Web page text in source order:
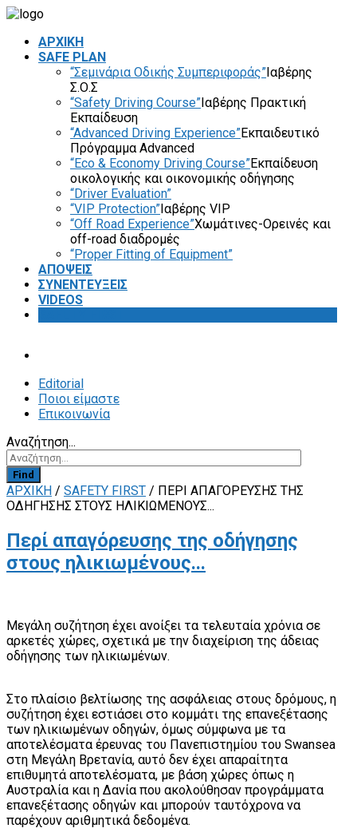
ΑΡΧΙΚΗ
SAFE PLAN
“Σεμινάρια Οδικής Συμπεριφοράς”Ιαβέρης
Σ.Ο.Σ
“Safety Driving Course”Ιαβέρης Πρακτική
Εκπαίδευση
“Advanced Driving Experience”Εκπαιδευτικό
Πρόγραμμα Advanced
“Eco & Economy Driving Course”Εκπαίδευση
οικολογικής και οικονομικής οδήγησης
“Driver Evaluation”
“VIP Protection”Ιαβέρης VIP
“Off Road Experience”Χωμάτινες-Ορεινές και
off-road διαδρομές
“Proper Fitting of Equipment”
ΑΠΟΨΕΙΣ
ΣΥΝΕΝΤΕΥΞΕΙΣ
VIDEOS
Editorial
Ποιοι είμαστε
Επικοινωνία
Αναζήτηση...
Find
ΑΡΧΙΚΗ / SAFETY FIRST / ΠΕΡΊ ΑΠΑΓΌΡΕΥΣΗΣ ΤΗΣ
ΟΔΉΓΗΣΗΣ ΣΤΟΥΣ ΗΛΙΚΙΩΜΈΝΟΥΣ...
Περί απαγόρευσης της οδήγησης
στους ηλικιωμένους...
Μεγάλη συζήτηση έχει ανοίξει τα τελευταία χρόνια σε
αρκετές χώρες, σχετικά με την διαχείριση της άδειας
οδήγησης των ηλικιωμένων.
Στο πλαίσιο βελτίωσης της ασφάλειας στους δρόμους, η
συζήτηση έχει εστιάσει στο κομμάτι της επανεξέτασης
των ηλικιωμένων οδηγών, όμως σύμφωνα με τα
αποτελέσματα έρευνας του Πανεπιστημίου του Swansea
στη Μεγάλη Βρετανία, αυτό δεν έχει απαραίτητα
επιθυμητά αποτελέσματα, με βάση χώρες όπως η
Αυστραλία και η Δανία που ακολούθησαν προγράμματα
επανεξέτασης οδηγών και μπορούν ταυτόχρονα να
παρέχουν αριθμητικά δεδομένα.